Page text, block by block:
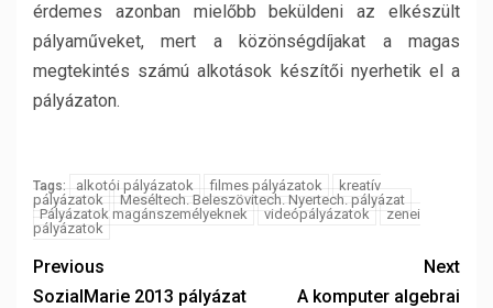
érdemes azonban mielőbb beküldeni az elkészült
pályaműveket, mert a közönségdíjakat a magas
megtekintés számú alkotások készítői nyerhetik el a
pályázaton.
Tags: alkotói pályázatok filmes pályázatok
kreatív
pályázatok
Meséltech. Beleszövitech. Nyertech. pályázat
Pályázatok magánszemélyeknek
videópályázatok
zenei
pályázatok
Previous
SozialMarie 2013 pályázat
Next
A komputer algebrai